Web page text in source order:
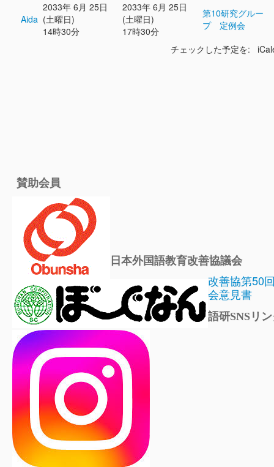
Aida
2033年 6月 25日
(土曜日)
14時30分
2033年 6月 25日
(土曜日)
17時30分
第10研究グルー
プ 定例会
チェックした予定を:
賛助会員
日本外国語教育改善協議会
改善協第50
会意見書
語研SNSリ